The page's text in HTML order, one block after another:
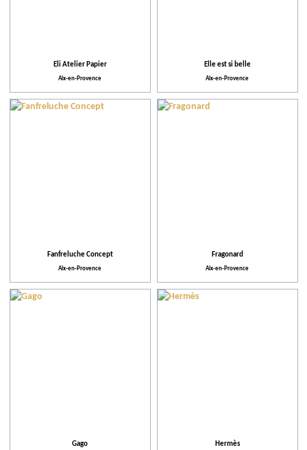
Eli Atelier Papier
Aix-en-Provence
Elle est si belle
Aix-en-Provence
Fanfreluche Concept
Aix-en-Provence
Fragonard
Aix-en-Provence
Gago Hermès